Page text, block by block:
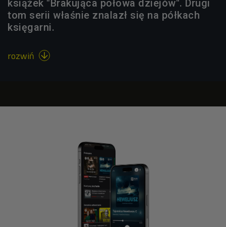
książek "Brakująca połowa dziejów". Drugi
tom serii właśnie znalazł się na półkach
księgarni.
rozwiń 